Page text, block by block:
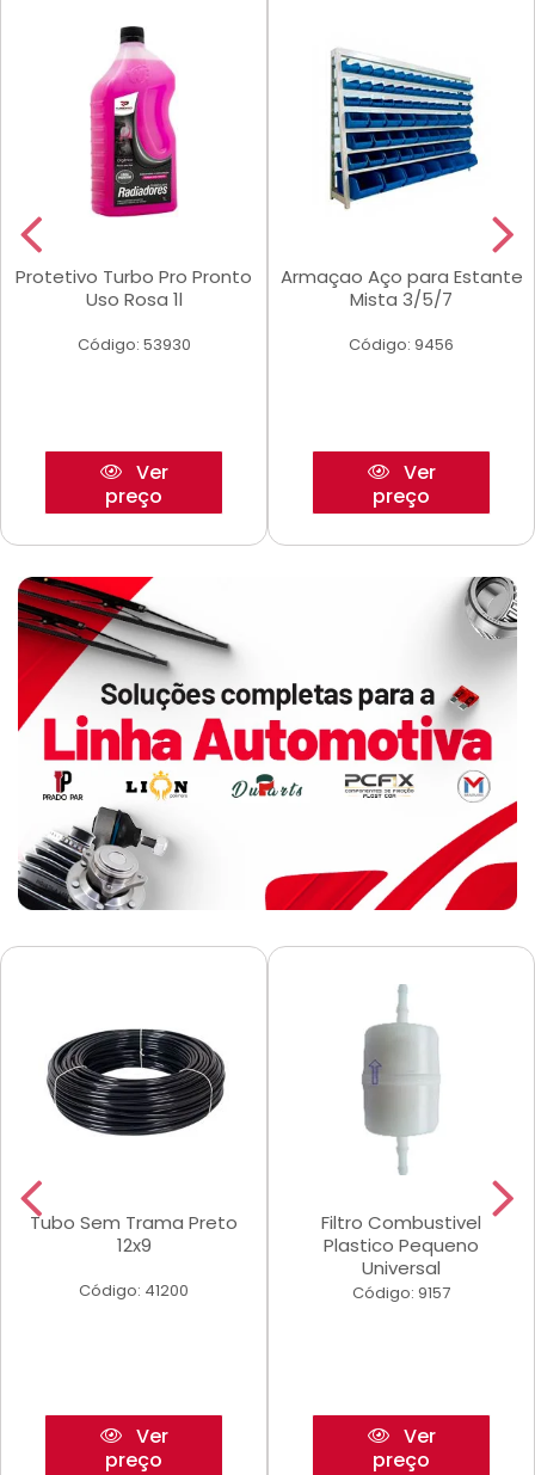
Protetivo Turbo Pro Pronto
Uso Rosa 1l
Código: 53930
Ver
preço
Armaçao Aço para Estante
Mista 3/5/7
Código: 9456
Ver
preço
Tubo Sem Trama Preto
12x9
Código: 41200
Ver
preço
Filtro Combustivel
Plastico Pequeno
Universal
Código: 9157
Ver
preço